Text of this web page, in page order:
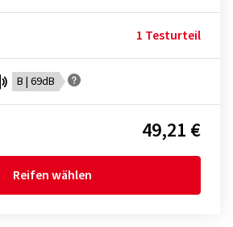
1 Testurteil
B | 69dB
49,21 €
Reifen wählen